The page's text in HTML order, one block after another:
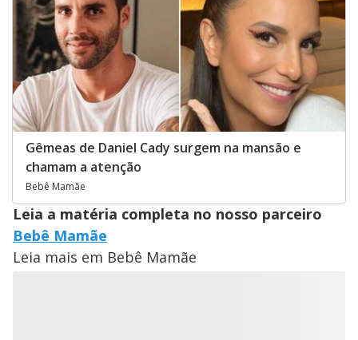
Gêmeas de Daniel Cady surgem na mansão e
chamam a atenção
Bebê Mamãe
Leia a matéria completa no nosso parceiro
Bebê Mamãe
Leia mais em Bebê Mamãe